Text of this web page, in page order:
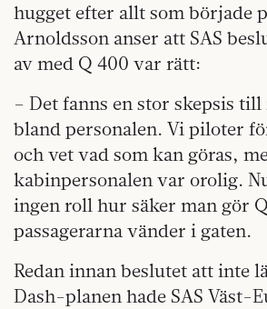
hugget efter allt som började
Arnoldsson anser att SAS
av med Q 400 var rätt:
– Det fanns en stor skepsis
bland personalen. Vi piloter
och vet vad som kan göras,
kabinpersonalen var orolig.
ingen roll hur säker man gör
passagerarna vänder i gaten.
Redan innan beslutet att inte
Dash-planen hade SAS Väst-